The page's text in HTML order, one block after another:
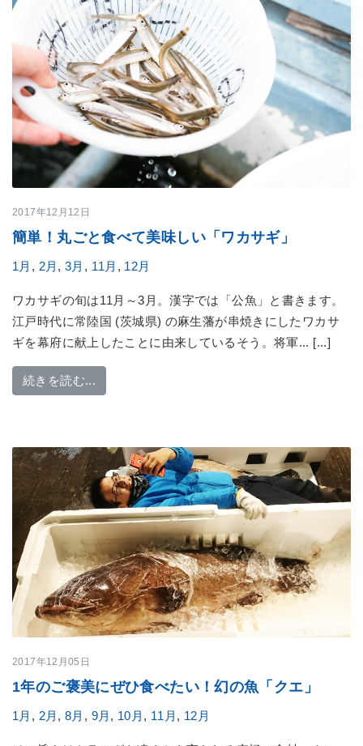
2017年12月12日
簡単！丸ごと食べて美味しい「ワカサギ」
1月 , 2月 , 3月 , 11月 , 12月
ワカサギの旬は11月～3月。漢字では「公魚」と書きます。
江戸時代に常陸国 (茨城県) の麻生藩が串焼きにしたワカサ
ギを幕府に献上したことに由来しているそう。将軍... [...]
続きを読む...
2017年12月05日
1年のご褒美にぜひ食べたい！幻の魚「クエ」
1月 , 2月 , 8月 , 9月 , 10月 , 11月 , 12月